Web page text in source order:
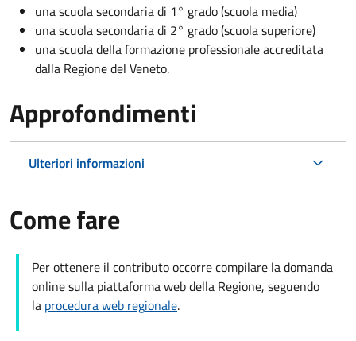
una scuola secondaria di 1° grado (scuola media)
una scuola secondaria di 2° grado (scuola superiore)
una scuola della formazione professionale accreditata
dalla Regione del Veneto.
Approfondimenti
Ulteriori informazioni
Come fare
Per ottenere il contributo occorre compilare la domanda
online sulla piattaforma web della Regione, seguendo
la procedura web regionale.